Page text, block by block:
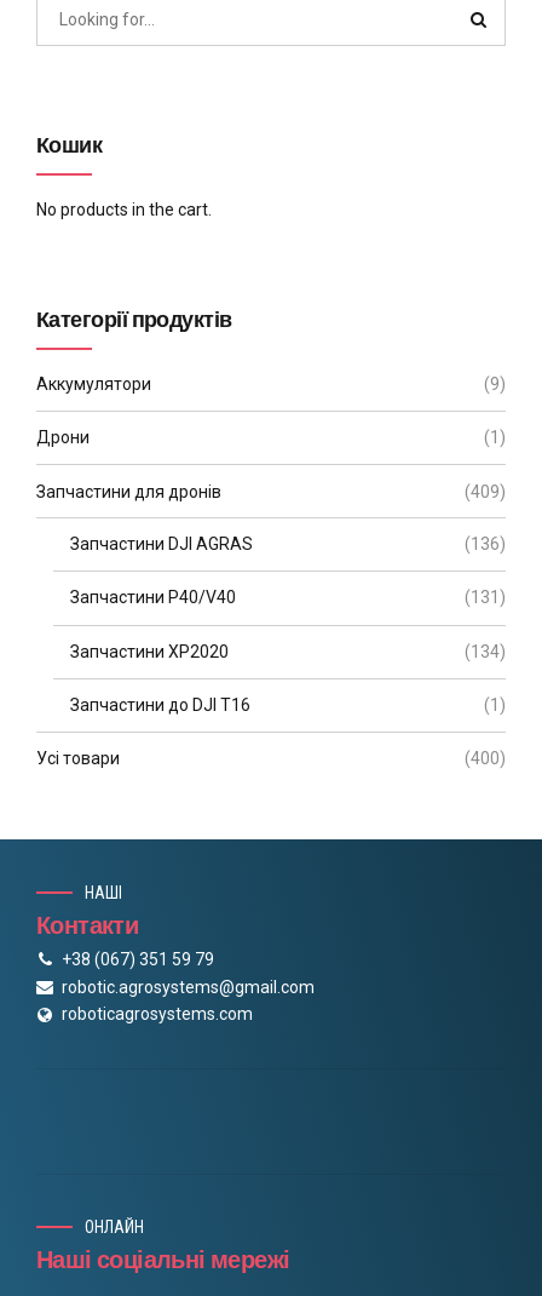
Кошик
No products in the cart.
Категорії продуктів
Аккумулятори (9)
Дрони (1)
Запчастини для дронів (409)
Запчастини DJI AGRAS (136)
Запчастини P40/V40 (131)
Запчастини XP2020 (134)
Запчастини до DJI T16 (1)
Усі товари (400)
НАШІ
Контакти
+38 (067) 351 59 79
robotic.agrosystems@gmail.com
roboticagrosystems.com
ОНЛАЙН
Наші соціальні мережі